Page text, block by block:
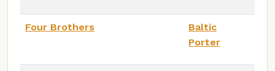
Four Brothers
Baltic
Porter